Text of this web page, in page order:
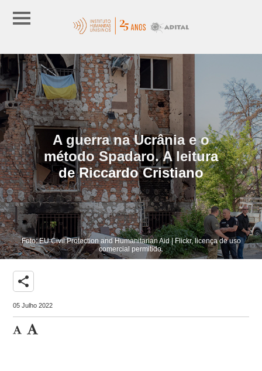
A guerra na Ucrânia e o
método Spadaro. A leitura
de Riccardo Cristiano
Foto: EU Civil Protection and Humanitarian Aid | Flickr, licença de uso
comercial permitido.
share
05 Julho 2022